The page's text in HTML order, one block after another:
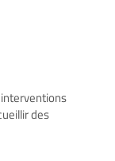
des